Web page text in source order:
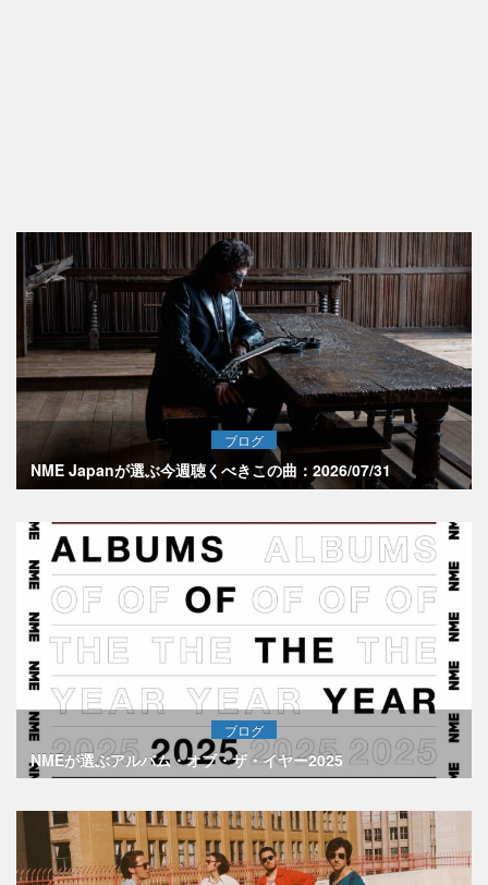
ブログ
NME Japanが選ぶ今週聴くべきこの曲：2026/07/31
ブログ
NMEが選ぶアルバム・オブ・ザ・イヤー2025